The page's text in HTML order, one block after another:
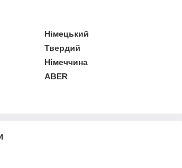
Німецький
Твердий
Німеччина
ABER